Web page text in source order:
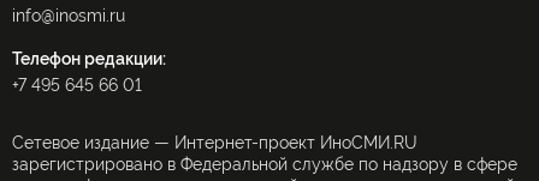
info@inosmi.ru
Телефон редакции:
+7 495 645 66 01
Сетевое издание — Интернет-проект ИноСМИ.RU
зарегистрировано в Федеральной службе по надзору в сфере